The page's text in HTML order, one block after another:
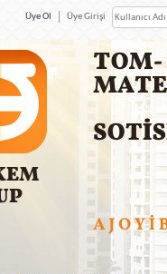
Üye Ol Üye Girişi